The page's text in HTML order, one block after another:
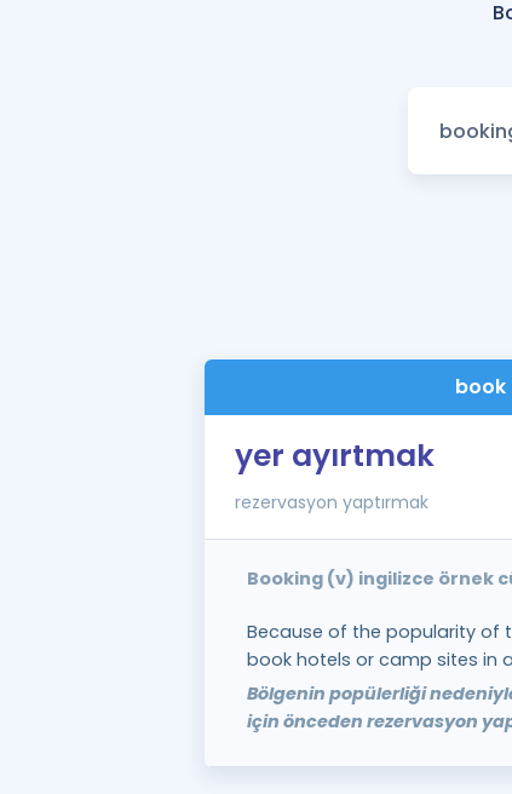
yer ayırtmak
rezervasyon yaptırmak
Booking (v) ingilizce örnek
Because of the popularity of
book hotels or camp sites in
Bölgenin popülerliği
için önceden rezervasyon